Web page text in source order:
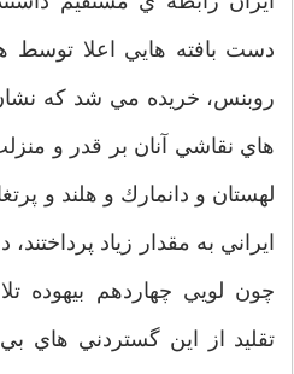
دست بافته هايي اعلا توسط
روبنس، خريده مي شد كه نشان
هاي نقاشي آنان بر قدر و
لهستان و دانمارك و هلند و
ايراني به مقدار زياد
چون لويي چهاردهم بيهوده
تقليد از اين گستردني هاي